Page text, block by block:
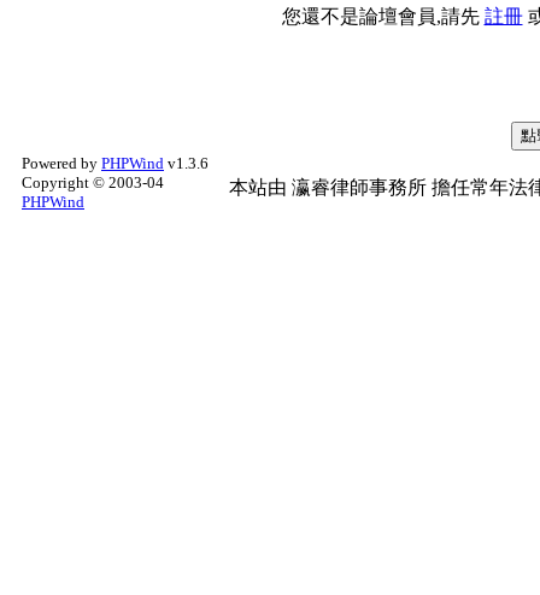
您還不是論壇會員,請先 註冊
Powered by PHPWind v1.3.6
Copyright © 2003-04
PHPWind
本站由 瀛睿律師事務所 擔任常年法